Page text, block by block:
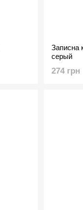
Записна
серый
274 грн